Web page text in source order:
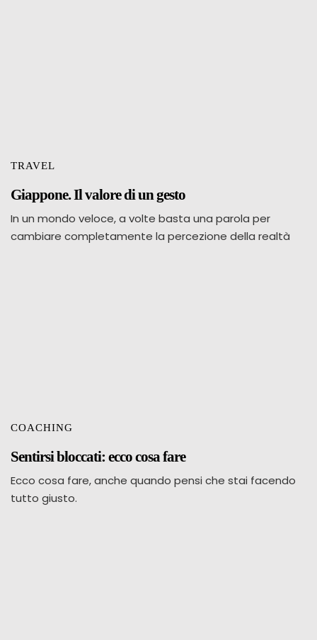
TRAVEL
Giappone. Il valore di un gesto
In un mondo veloce, a volte basta una parola per
cambiare completamente la percezione della realtà
COACHING
Sentirsi bloccati: ecco cosa fare
Ecco cosa fare, anche quando pensi che stai facendo
tutto giusto.